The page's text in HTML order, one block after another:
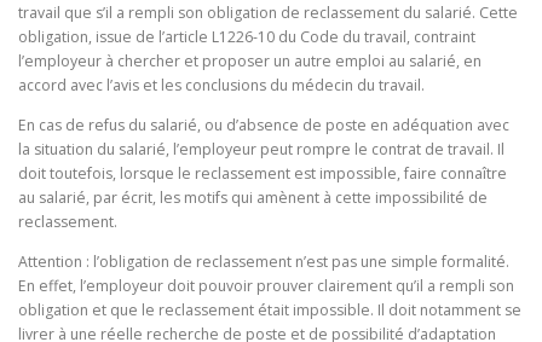
travail que s’il a rempli son obligation de reclassement du salarié. Cette
obligation, issue de l’article L1226-10 du Code du travail, contraint
l’employeur à chercher et proposer un autre emploi au salarié, en
accord avec l’avis et les conclusions du médecin du travail.
En cas de refus du salarié, ou d’absence de poste en adéquation avec
la situation du salarié, l’employeur peut rompre le contrat de travail. Il
doit toutefois, lorsque le reclassement est impossible, faire connaître
au salarié, par écrit, les motifs qui amènent à cette impossibilité de
reclassement.
Attention : l’obligation de reclassement n’est pas une simple formalité.
En effet, l’employeur doit pouvoir prouver clairement qu’il a rempli son
obligation et que le reclassement était impossible. Il doit notamment se
livrer à une réelle recherche de poste et de possibilité d’adaptation